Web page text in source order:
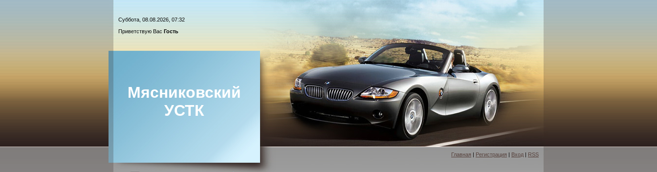
Суббота, 08.08.2026, 07:32
Приветствую Вас Гость
Мясниковский
УСТК
Главная | Регистрация | Вход | RSS